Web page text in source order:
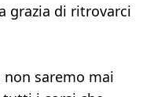
grazia di ritrovarci
saremo mai